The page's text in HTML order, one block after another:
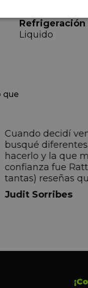
Refrigeración
Liquido
que
Cuando decidí
busqué
hacerlo y la que
confianza fue
tantas) reseñas
Realmente la
muy buena,
Judit Sorribes